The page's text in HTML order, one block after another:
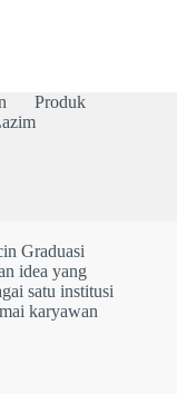
Produk
Graduasi
idea yang
satu institusi
karyawan